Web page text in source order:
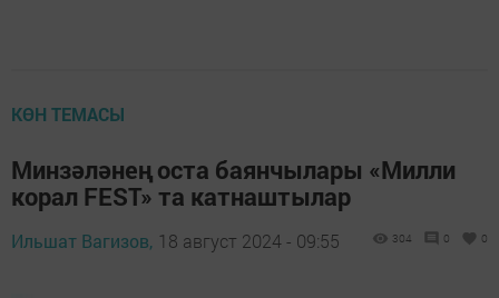
КӨН ТЕМАСЫ
Минзәләнең оста баянчылары «Милли
корал FEST» та катнаштылар
Ильшат Вагизов, 18 август 2024 - 09:55 304 0 0